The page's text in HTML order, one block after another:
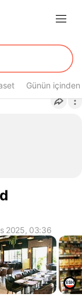
Günün içinden
2025, 03:36